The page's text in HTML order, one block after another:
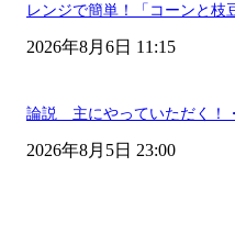
レンジで簡単！「コーンと枝
2026年8月6日 11:15
論説 主にやっていただく！
2026年8月5日 23:00